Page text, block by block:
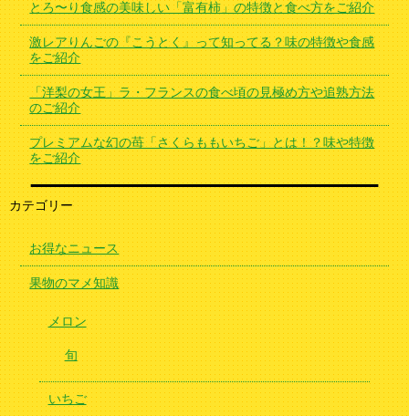
とろ〜り食感の美味しい「富有柿」の特徴と食べ方をご紹介
激レアりんごの『こうとく』って知ってる？味の特徴や食感
をご紹介
「洋梨の女王」ラ・フランスの食べ頃の見極め方や追熟方法
のご紹介
プレミアムな幻の苺「さくらももいちご」とは！？味や特徴
をご紹介
カテゴリー
お得なニュース
果物のマメ知識
メロン
旬
いちご